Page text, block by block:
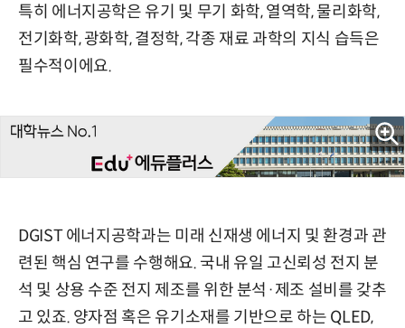
특히 에너지공학은 유기 및 무기 화학, 열역학, 물리화학,
전기화학, 광화학, 결정학, 각종 재료 과학의 지식 습득은
필수적이에요.
DGIST 에너지공학과는 미래 신재생 에너지 및 환경과 관
련된 핵심 연구를 수행해요. 국내 유일 고신뢰성 전지 분
석 및 상용 수준 전지 제조를 위한 분석·제조 설비를 갖추
고 있죠. 양자점 혹은 유기소재를 기반으로 하는 QLED,